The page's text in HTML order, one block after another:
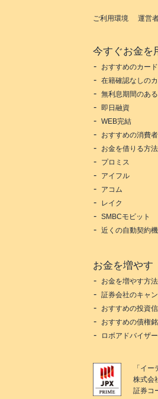
ご利用環境 運営
今すぐお金を
おすすめのカー
在籍確認なしの
無利息期間のあ
即日融資
WEB完結
おすすめの消費
お金を借りる方法
プロミス
アイフル
アコム
レイク
SMBCモビット
近くの自動契約
お金を増やす
お金を増やす方
証券会社のキャ
おすすめの投資
おすすめの債権
ロボアドバイザ
「 イー
株式会
証券コ